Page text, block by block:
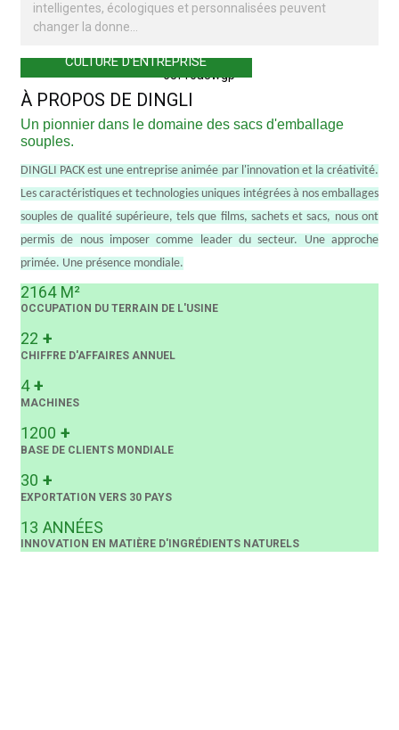
intelligentes, écologiques et personnalisées peuvent
changer la donne…
CULTURE D'ENTREPRISE
À PROPOS DE DINGLI
Un pionnier dans le domaine des sacs d'emballage
souples.
DINGLI PACK est une entreprise animée par l'innovation et la créativité.
Les caractéristiques et technologies uniques intégrées à nos emballages
souples de qualité supérieure, tels que films, sachets et sacs, nous ont
permis de nous imposer comme leader du secteur. Une approche
primée. Une présence mondiale.
2164 M²
OCCUPATION DU TERRAIN DE L'USINE
22 +
CHIFFRE D'AFFAIRES ANNUEL
4 +
MACHINES
1200 +
BASE DE CLIENTS MONDIALE
30 +
EXPORTATION VERS 30 PAYS
13 ANNÉES
INNOVATION EN MATIÈRE D'INGRÉDIENTS NATURELS